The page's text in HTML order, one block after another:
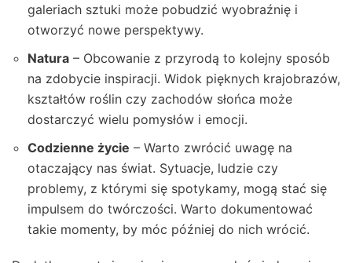
galeriach sztuki może pobudzić wyobraźnię i
otworzyć nowe perspektywy.
Natura – Obcowanie z przyrodą to kolejny sposób
na zdobycie inspiracji. Widok pięknych krajobrazów,
kształtów roślin czy zachodów słońca może
dostarczyć wielu pomysłów i emocji.
Codzienne życie – Warto zwrócić uwagę na
otaczający nas świat. Sytuacje, ludzie czy
problemy, z którymi się spotykamy, mogą stać się
impulsem do twórczości. Warto dokumentować
takie momenty, by móc później do nich wrócić.